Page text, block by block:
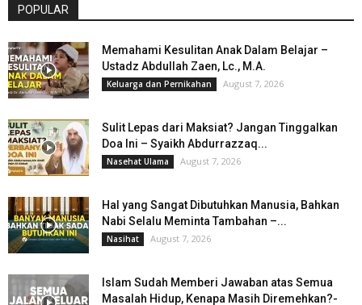
POPULAR
Memahami Kesulitan Anak Dalam Belajar –
Ustadz Abdullah Zaen, Lc., M.A.
Keluarga dan Pernikahan August 7, 2026
Sulit Lepas dari Maksiat? Jangan Tinggalkan
Doa Ini – Syaikh Abdurrazzaq...
Nasehat Ulama August 7, 2026
Hal yang Sangat Dibutuhkan Manusia, Bahkan
Nabi Selalu Meminta Tambahan –...
Nasihat August 7, 2026
Islam Sudah Memberi Jawaban atas Semua
Masalah Hidup, Kenapa Masih Diremehkan?-